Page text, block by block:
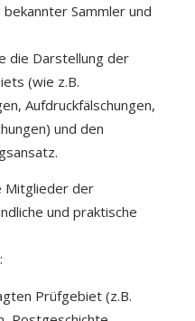
Sammler und
die Darstellung der
(wie z.B.
Aufdruckfälschungen,
und den
Mitglieder der
und praktische
Prüfgebiet (z.B.